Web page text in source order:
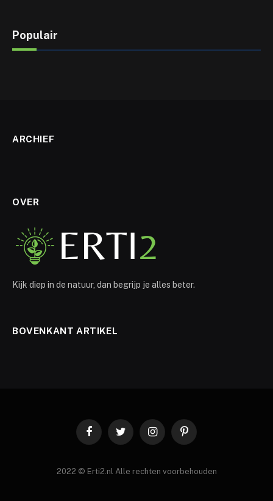
Populair
ARCHIEF
OVER
Kijk diep in de natuur, dan begrijp je alles beter.
BOVENKANT ARTIKEL
FacebookTwitter InstagramPinterest
2022 © Erti2.nl Alle rechten voorbehouden